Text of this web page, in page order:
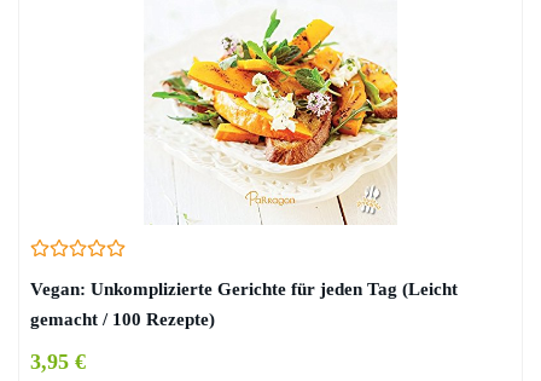
Vegan: Unkomplizierte Gerichte für jeden Tag (Leicht
gemacht / 100 Rezepte)
3,95 €